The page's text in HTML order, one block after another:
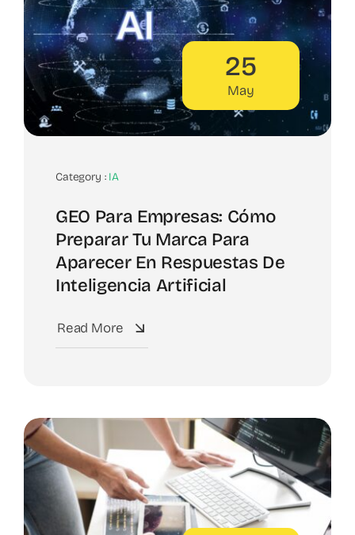
25
May
Category : IA
GEO Para Empresas: Cómo
Preparar Tu Marca Para
Aparecer En Respuestas De
Inteligencia Artificial
Read More